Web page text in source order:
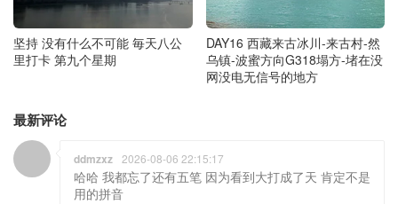
坚持 没有什么不可能 毎天八公
里打卡 第九个星期
DAY16 西藏来古冰川-来古村-然
乌镇-波蜜方向G318塌方-堵在没
网没电无信号的地方
最新评论
ddmzxz 2026-08-06 22:15:17
哈哈 我都忘了还有五笔 因为看到大打成了天 肯定不是
用的拼音